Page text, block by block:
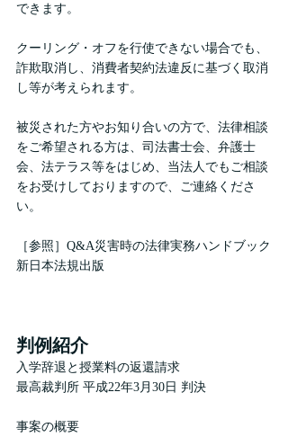
できます。
クーリング・オフを行使できない場合でも、
詐欺取消し、消費者契約法違反に基づく取消
し等が考えられます。
被災された方やお知り合いの方で、法律相談
をご希望される方は、司法書士会、弁護士
会、法テラス等をはじめ、当法人でもご相談
をお受けしておりますので、ご連絡くださ
い。
［参照］Q&A災害時の法律実務ハンドブック
新日本法規出版
判例紹介
入学辞退と授業料の返還請求
最高裁判所 平成22年3月30日 判決
事案の概要